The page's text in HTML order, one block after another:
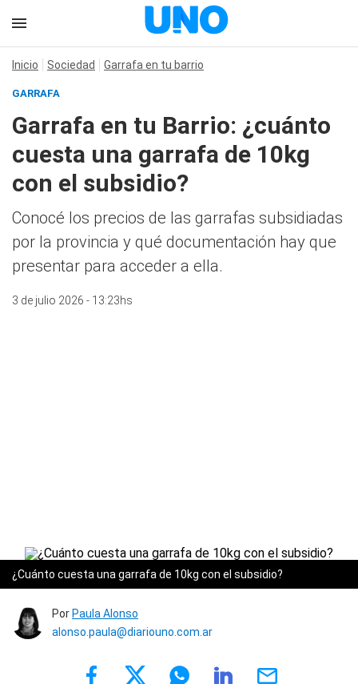
Inicio Sociedad Garrafa en tu barrio
GARRAFA
Garrafa en tu Barrio: ¿cuánto
cuesta una garrafa de 10kg
con el subsidio?
Conocé los precios de las garrafas subsidiadas
por la provincia y qué documentación hay que
presentar para acceder a ella.
3 de julio 2026 - 13:23hs
¿Cuánto cuesta una garrafa de 10kg con el subsidio?
Por Paula Alonso
alonso.paula@diariouno.com.ar